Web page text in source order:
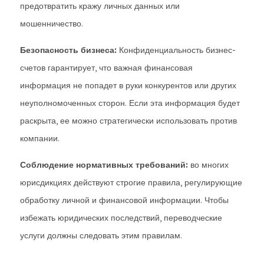
предотвратить кражу личных данных или
мошенничество.
Безопасность бизнеса: Конфиденциальность бизнес-
счетов гарантирует, что важная финансовая
информация не попадет в руки конкурентов или других
неуполномоченных сторон. Если эта информация будет
раскрыта, ее можно стратегически использовать против
компании.
Соблюдение нормативных требований: во многих
юрисдикциях действуют строгие правила, регулирующие
обработку личной и финансовой информации. Чтобы
избежать юридических последствий, переводческие
услуги должны следовать этим правилам.